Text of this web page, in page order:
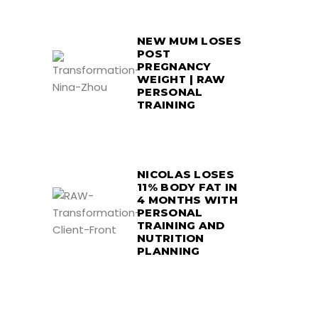
NEW MUM LOSES
POST
PREGNANCY
WEIGHT | RAW
PERSONAL
TRAINING
NICOLAS LOSES
11% BODY FAT IN
4 MONTHS WITH
PERSONAL
TRAINING AND
NUTRITION
PLANNING